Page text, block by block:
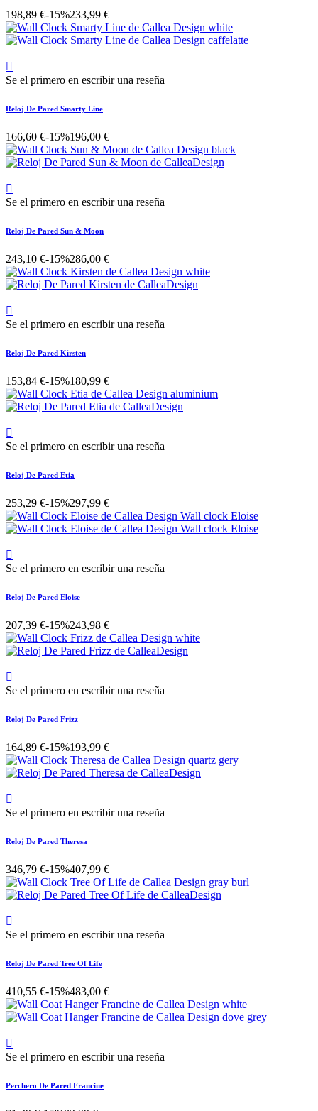
198,89 €-15%233,99 €

Se el primero en escribir una reseña
Reloj De Pared Smarty Line
166,60 €-15%196,00 €

Se el primero en escribir una reseña
Reloj De Pared Sun & Moon
243,10 €-15%286,00 €

Se el primero en escribir una reseña
Reloj De Pared Kirsten
153,84 €-15%180,99 €

Se el primero en escribir una reseña
Reloj De Pared Etia
253,29 €-15%297,99 €

Se el primero en escribir una reseña
Reloj De Pared Eloise
207,39 €-15%243,98 €

Se el primero en escribir una reseña
Reloj De Pared Frizz
164,89 €-15%193,99 €

Se el primero en escribir una reseña
Reloj De Pared Theresa
346,79 €-15%407,99 €

Se el primero en escribir una reseña
Reloj De Pared Tree Of Life
410,55 €-15%483,00 €

Se el primero en escribir una reseña
Perchero De Pared Francine